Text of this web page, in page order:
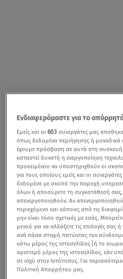
Ενδιαφερόμαστε για το
Εμείς και οι603 συνεργάτες μας
όπως δεδομένα περιήγησης ή μοναδικά
έχουμε πρόσβαση σε αυτά στη συσκευή
καταστεί δυνατή η ενεργοποίηση
προκειμένου να υποστηριχθούν οι
για τους οποίους εμείς και οι
δεδομένα με σκοπό την παροχή
όλων ή αποσύρετε τη συγκατάθεσή σας,
απενεργοποιηθούν. Αν
περιεχόμενο και κάποιες από τις
μην είναι τόσο σχετικές με εσάς.
μενού για να αλλάξετε τις επιλογές
ανά πάσα στιγμή πατώντας τον
κάτω μέρος της ιστοσελίδας [ή το
αριστερό μέρος της ιστοσελίδας, εάν
σε ισχύ στον Ιστότοπος. Για
Πολιτική Απορρήτου μας.